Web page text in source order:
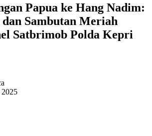
Papua ke Hang Nadim:
dan Sambutan Meriah
Satbrimob Polda Kepri